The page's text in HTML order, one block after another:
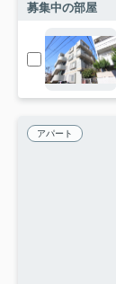
募集中の部屋
アパート